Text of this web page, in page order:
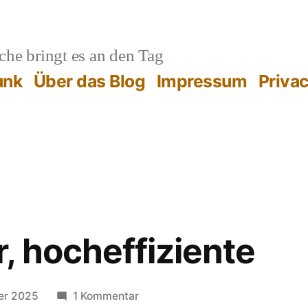
bringt es an den Tag
Über das Blog Impressum
hocheffiziente
2025 1 Kommentarzu